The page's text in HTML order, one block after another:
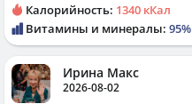
Калорийность: 1340 кКал
Витамины и минералы: 95%
Ирина Макс
2026-08-02